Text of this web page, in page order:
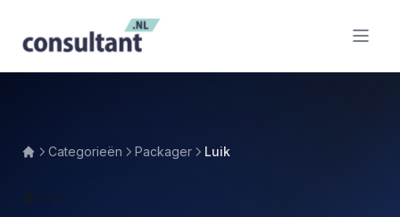
Categorieën Packager Luik